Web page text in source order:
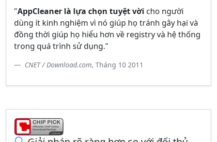
"AppCleaner là lựa chọn tuyệt vời cho người
dùng ít kinh nghiệm vì nó giúp họ tránh gây hại và
đồng thời giúp họ hiểu hơn về registry và hệ thống
trong quá trình sử dụng."
CNET / Download.com, Tháng 10 2011